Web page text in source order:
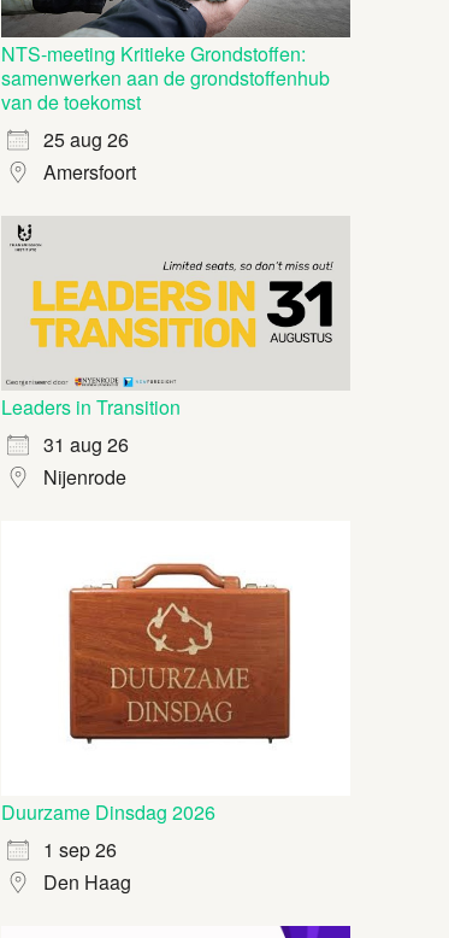
NTS-meeting Kritieke Grondstoffen:
samenwerken aan de grondstoffenhub
van de toekomst
25 aug 26
Amersfoort
Leaders in Transition
31 aug 26
Nijenrode
Duurzame Dinsdag 2026
1 sep 26
Den Haag